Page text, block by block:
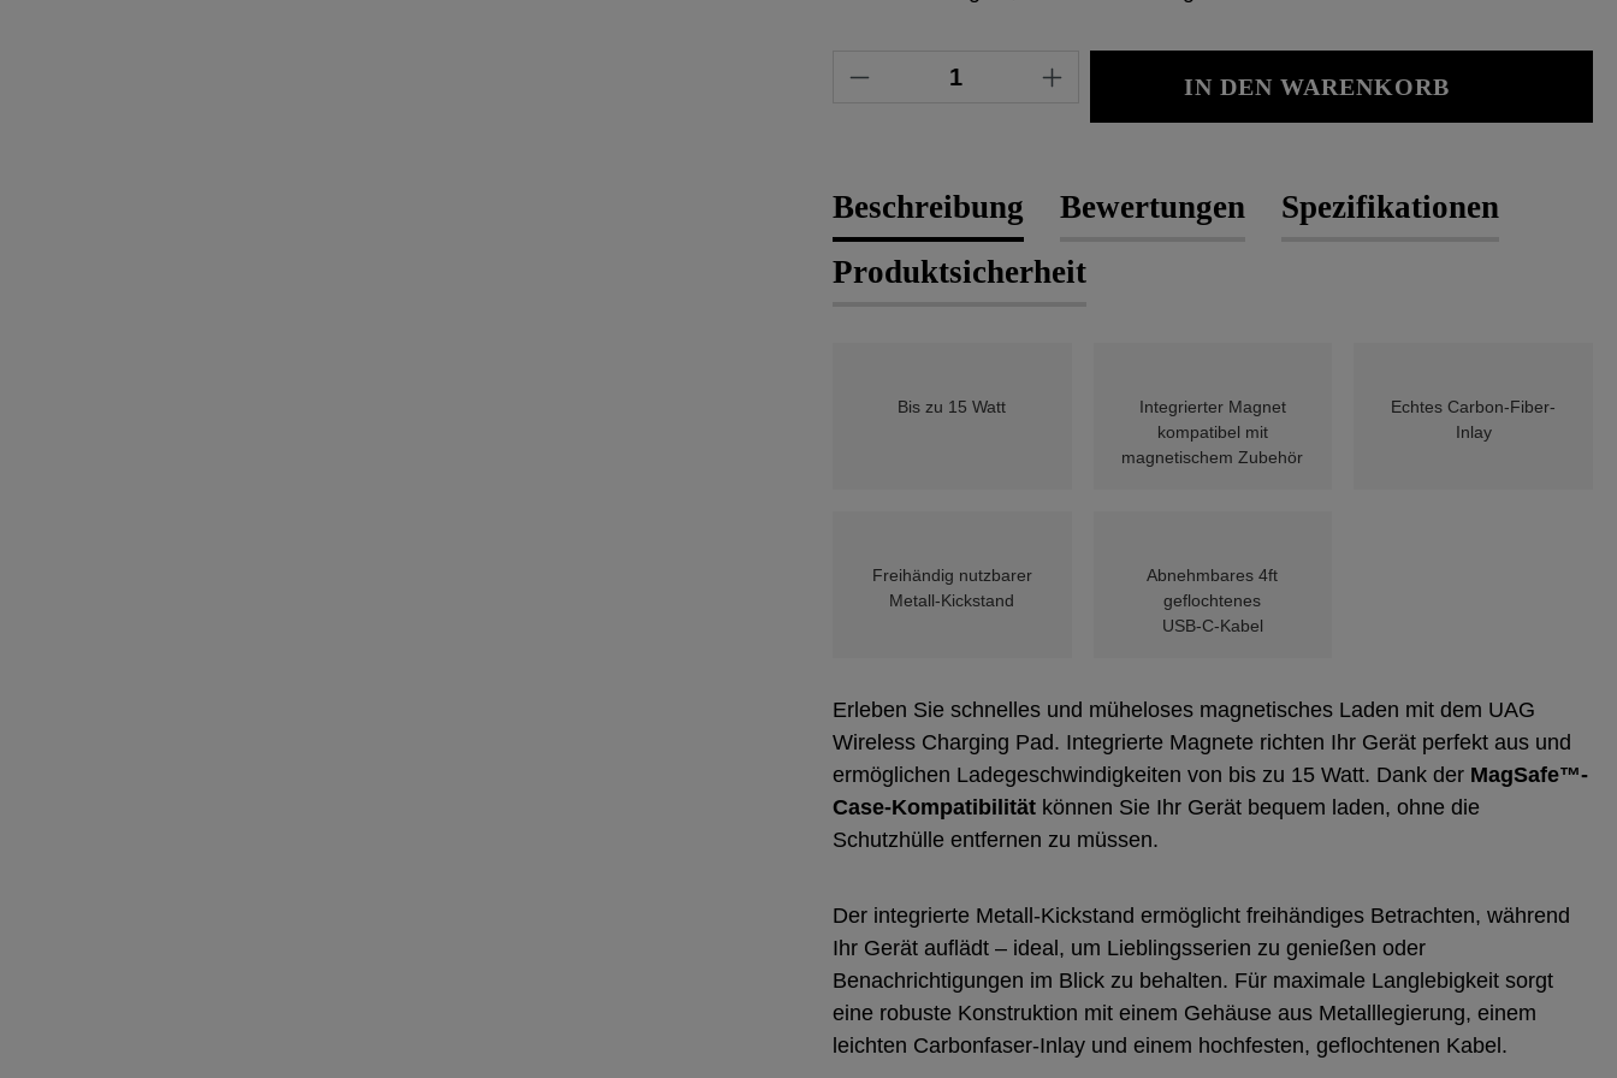
Produkt Anzahl: Gib den gewünschten Wert ein
IN DEN WARENKORB
Beschreibung Bewertungen
Spezifikationen
Produktsicherheit
Bis zu 15 Watt
Integrierter Magnet
kompatibel mit
magnetischem Zubehör
Echtes Carbon-Fiber-
Inlay
Freihändig nutzbarer
Metall-Kickstand
Abnehmbares 4ft
geflochtenes
USB‑C‑Kabel
Erleben Sie schnelles und müheloses magnetisches Laden mit dem UAG
Wireless Charging Pad. Integrierte Magnete richten Ihr Gerät perfekt aus und
ermöglichen Ladegeschwindigkeiten von bis zu 15 Watt. Dank der MagSafe™-
Case-Kompatibilität können Sie Ihr Gerät bequem laden, ohne die
Schutzhülle entfernen zu müssen.
Der integrierte Metall-Kickstand ermöglicht freihändiges Betrachten, während
Ihr Gerät auflädt – ideal, um Lieblingsserien zu genießen oder
Benachrichtigungen im Blick zu behalten. Für maximale Langlebigkeit sorgt
eine robuste Konstruktion mit einem Gehäuse aus Metalllegierung, einem
leichten Carbonfaser-Inlay und einem hochfesten, geflochtenen Kabel.